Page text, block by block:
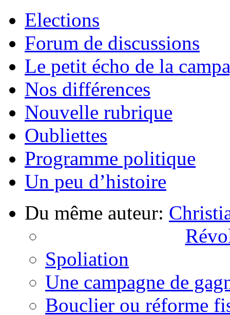
Elections
Forum de discussions
Le petit écho de la
Nos différences
Nouvelle rubrique
Oubliettes
Programme politique
Un peu d’histoire
Du même auteur:
Spoliation
Une campagne de
Bouclier ou réforme